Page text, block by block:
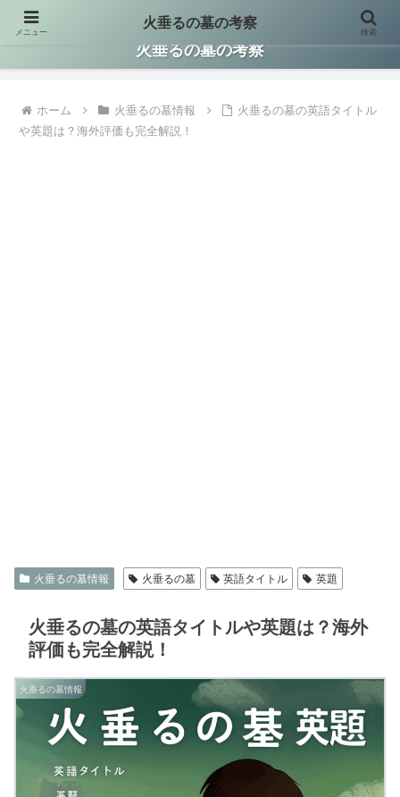
火垂るの墓の考察
ホーム 火垂るの墓情報
火垂るの墓の英語タイトル
や英題は？海外評価も完全解説！
火垂るの墓情報 火垂るの墓 英語タイトル 英題
火垂るの墓の英語タイトルや英題は？海外
評価も完全解説！
火垂るの墓情報
メニュー
火垂るの墓の考察
検索